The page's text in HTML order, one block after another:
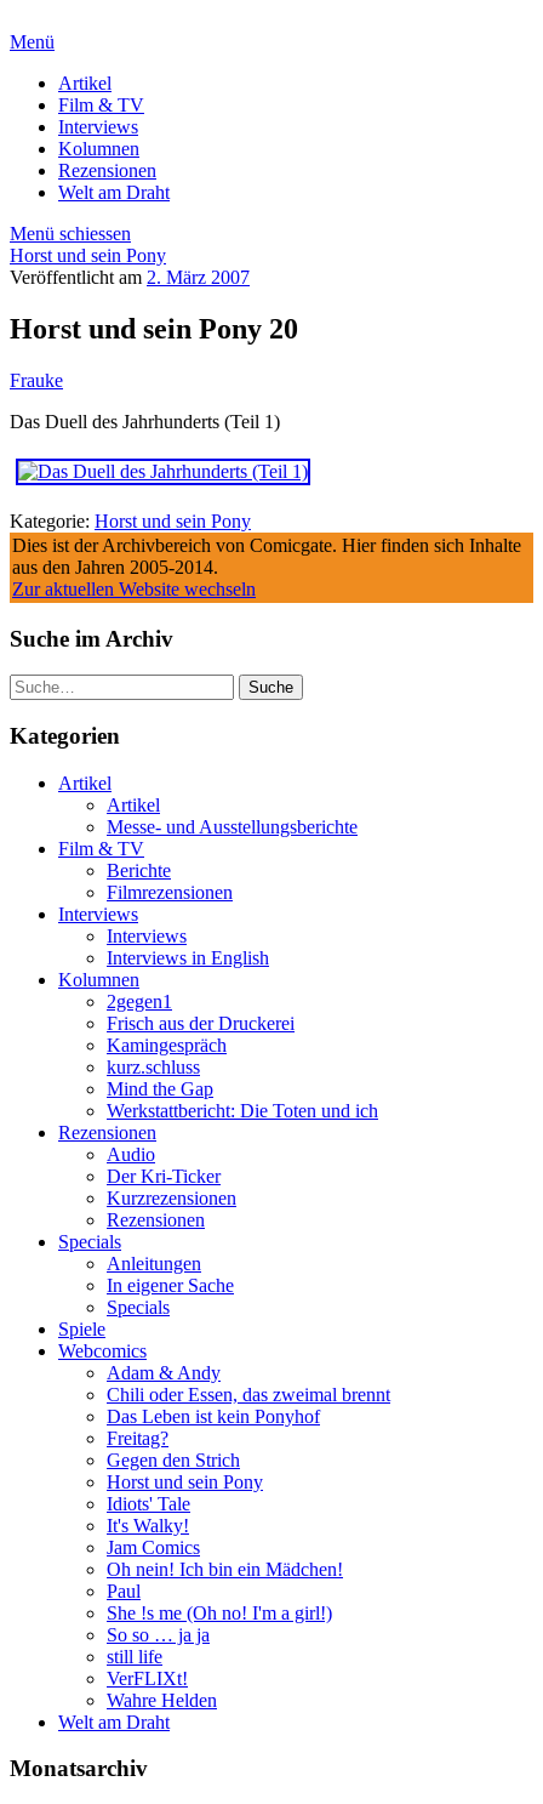
Menü
Artikel
Film & TV
Interviews
Kolumnen
Rezensionen
Welt am Draht
Menü schiessen
Horst und sein Pony
Veröffentlicht am 2. März 2007
Horst und sein Pony 20
Frauke
Das Duell des Jahrhunderts (Teil 1)
Kategorie: Horst und sein Pony
Dies ist der Archivbereich von Comicgate. Hier finden sich Inhalte
aus den Jahren 2005-2014.
Zur aktuellen Website wechseln
Suche im Archiv
Suche
Kategorien
Artikel
Artikel
Messe- und Ausstellungsberichte
Film & TV
Berichte
Filmrezensionen
Interviews
Interviews
Interviews in English
Kolumnen
2gegen1
Frisch aus der Druckerei
Kamingespräch
kurz.schluss
Mind the Gap
Werkstattbericht: Die Toten und ich
Rezensionen
Audio
Der Kri-Ticker
Kurzrezensionen
Rezensionen
Specials
Anleitungen
In eigener Sache
Specials
Spiele
Webcomics
Adam & Andy
Chili oder Essen, das zweimal brennt
Das Leben ist kein Ponyhof
Freitag?
Gegen den Strich
Horst und sein Pony
Idiots' Tale
It's Walky!
Jam Comics
Oh nein! Ich bin ein Mädchen!
Paul
She !s me (Oh no! I'm a girl!)
So so … ja ja
still life
VerFLIXt!
Wahre Helden
Welt am Draht
Monatsarchiv